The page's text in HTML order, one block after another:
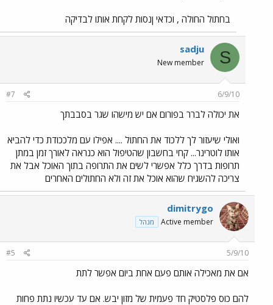
בחתול החולה , וכדאי ןנסות לקחת אותו לבדיקה
S
sadju
New member
6/9/10
#7
את יכולה לברר בפורום אם יש מישהו שגר בסבבתך
ואולי שיעזור לך ללכוד את החתול .... אפילו עם מלככודת כדי להביא
אותו לוטרינר... קחי בחשבון שהטיפול הוא כנראה לאורך זמן במתן
תרופות בדרך כלל אפשרי לשים את התרופה בתוך האוכל אבל את
צריכה להשגיח שהוא אוכל את זה ולא החתולים האחרים
dimitrygo
Active member מנהל
5/9/10
#5
אם את מאכילה אותם פעם אחת ביום אפשר לתת
להם כוס פלסטיק חד פעמית של מזון יבש. אם עד עכשיו נתת פחות